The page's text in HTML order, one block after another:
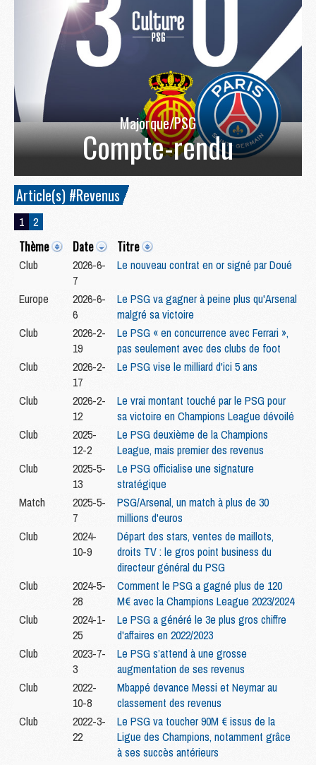
Majorque/PSG
Compte-rendu
Article(s) #Revenus
1 2
Thème Date Titre
Club
2026-6-
7
Le nouveau contrat en or signé par Doué
Europe
2026-6-
6
Le PSG va gagner à peine plus qu'Arsenal
malgré sa victoire
Club
2026-2-
19
Le PSG « en concurrence avec Ferrari »,
pas seulement avec des clubs de foot
Club
2026-2-
17
Le PSG vise le milliard d'ici 5 ans
Club
2026-2-
12
Le vrai montant touché par le PSG pour
sa victoire en Champions League dévoilé
Club
2025-
12-2
Le PSG deuxième de la Champions
League, mais premier des revenus
Club
2025-5-
13
Le PSG officialise une signature
stratégique
Match
2025-5-
7
PSG/Arsenal, un match à plus de 30
millions d'euros
Club
2024-
10-9
Départ des stars, ventes de maillots,
droits TV : le gros point business du
directeur général du PSG
Club
2024-5-
28
Comment le PSG a gagné plus de 120
M€ avec la Champions League 2023/2024
Club
2024-1-
25
Le PSG a généré le 3e plus gros chiffre
d'affaires en 2022/2023
Club
2023-7-
3
Le PSG s’attend à une grosse
augmentation de ses revenus
Club
2022-
10-8
Mbappé devance Messi et Neymar au
classement des revenus
Club
2022-3-
22
Le PSG va toucher 90M € issus de la
Ligue des Champions, notamment grâce
à ses succès antérieurs